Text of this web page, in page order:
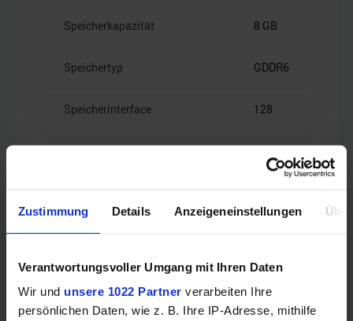
Zustimmung Details Anzeigeneinstellungen
Verantwortungsvoller Umgang mit Ihren Daten
Wir und unsere 1022 Partner verarbeiten Ihre
persönlichen Daten, wie z. B. Ihre IP-Adresse, mithilfe
Speicherkapazität 8 GB
Speichertyp GDDR6
Speicherinterface 128
18
Gbps
Videoanschlüsse